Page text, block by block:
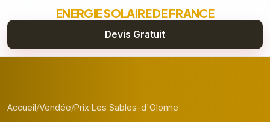
ENERGIE SOLAIRE DE FRANCE
Devis Gratuit
Accueil Vendée Prix Les Sables-d'Olonne